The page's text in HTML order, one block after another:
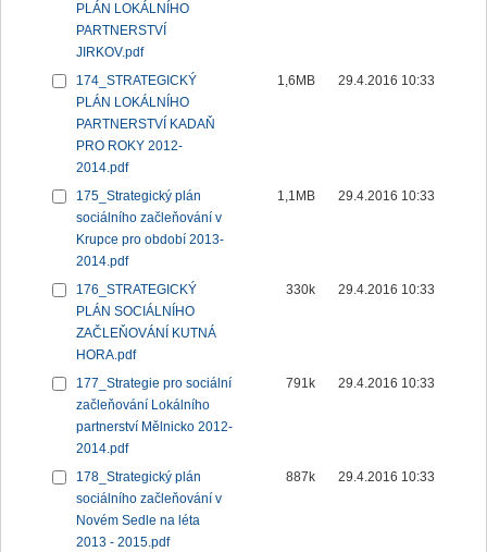
PLÁN LOKÁLNÍHO
PARTNERSTVÍ
JIRKOV.pdf
174_STRATEGICKÝ
PLÁN LOKÁLNÍHO
PARTNERSTVÍ KADAŇ
PRO ROKY 2012-
2014.pdf
1,6MB 29.4.2016 10:33
175_Strategický plán
sociálního začleňování v
Krupce pro období 2013-
2014.pdf
1,1MB 29.4.2016 10:33
176_STRATEGICKÝ
PLÁN SOCIÁLNÍHO
ZAČLEŇOVÁNÍ KUTNÁ
HORA.pdf
330k 29.4.2016 10:33
177_Strategie pro sociální
začleňování Lokálního
partnerství Mělnicko 2012-
2014.pdf
791k 29.4.2016 10:33
178_Strategický plán
sociálního začleňování v
Novém Sedle na léta
2013 - 2015.pdf
887k 29.4.2016 10:33